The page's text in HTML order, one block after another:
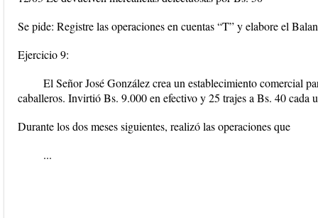
Se pide: Registre las operaciones en cuentas “T” y elabore el
Ejercicio 9:
El Señor José González crea un establecimiento comercial
caballeros. Invirtió Bs. 9.000 en efectivo y 25 trajes a Bs. 40 cada
Durante los dos meses siguientes, realizó las operaciones que
...